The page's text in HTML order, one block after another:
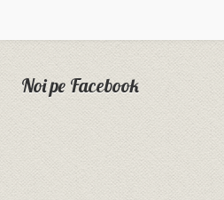
Noi pe Facebook